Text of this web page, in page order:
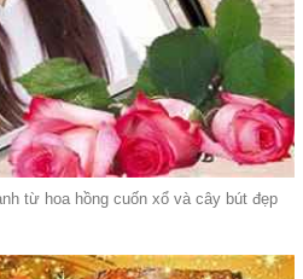
từ hoa hồng cuốn xổ và cây bút đẹp